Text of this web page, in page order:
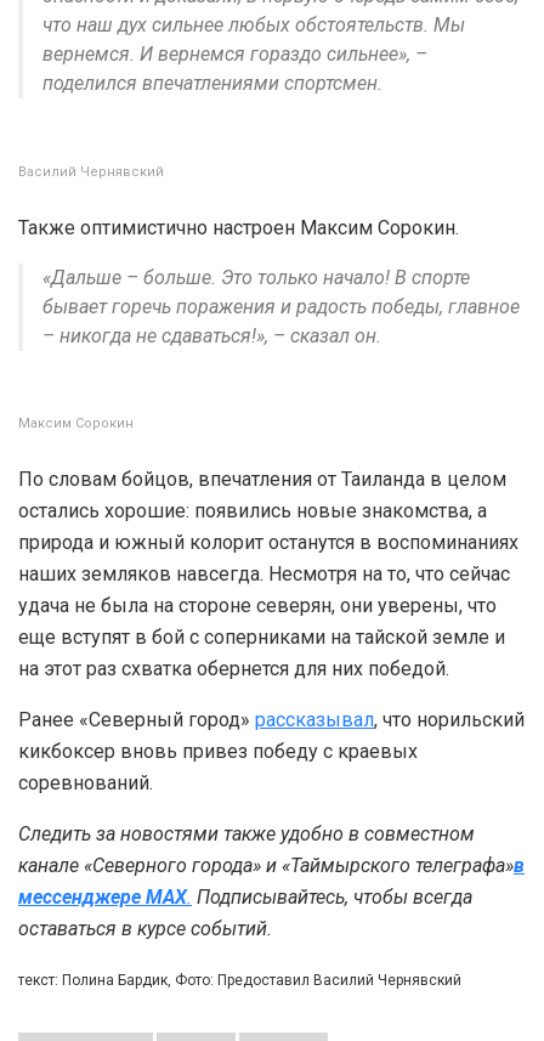
что наш дух сильнее любых обстоятельств. Мы
вернемся. И вернемся гораздо сильнее», –
поделился впечатлениями спортсмен.
Василий Чернявский
Также оптимистично настроен Максим Сорокин.
«Дальше – больше. Это только начало! В спорте
бывает горечь поражения и радость победы, главное
– никогда не сдаваться!», – сказал он.
Максим Сорокин
По словам бойцов, впечатления от Таиланда в целом
остались хорошие: появились новые знакомства, а
природа и южный колорит останутся в воспоминаниях
наших земляков навсегда. Несмотря на то, что сейчас
удача не была на стороне северян, они уверены, что
еще вступят в бой с соперниками на тайской земле и
на этот раз схватка обернется для них победой.
Ранее «Северный город» рассказывал, что норильский
кикбоксер вновь привез победу с краевых
соревнований.
Следить за новостями также удобно в совместном
канале «Северного города» и «Таймырского телеграфа»в
мессенджере MAX. Подписывайтесь, чтобы всегда
оставаться в курсе событий.
текст: Полина Бардик, Фото: Предоставил Василий Чернявский